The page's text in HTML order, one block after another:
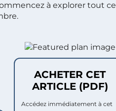
à explorer tout ce
ACHETER CET
ARTICLE (PDF)
Accédez immédiatement à cet